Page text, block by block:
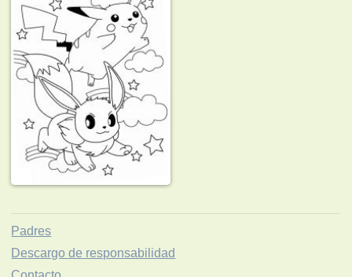
Padres
Descargo de responsabilidad